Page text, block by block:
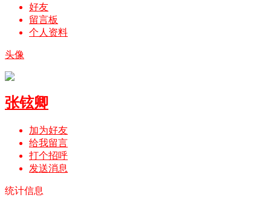
好友
留言板
个人资料
头像
张铉卿
加为好友
给我留言
打个招呼
发送消息
统计信息